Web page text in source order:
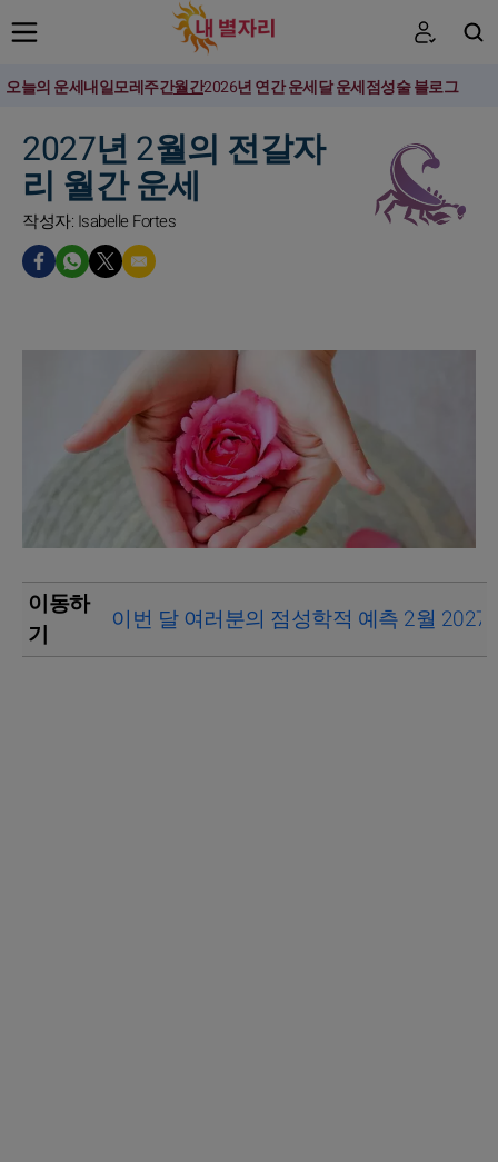
오늘의 운세내일모레주간월간2026년 연간 운세달 운세점성술 블로그
2027년 2월의 전갈자
리 월간 운세
작성자: Isabelle Fortes
이동하
기
이번 달 여러분의 점성학적 예측 2월 2027